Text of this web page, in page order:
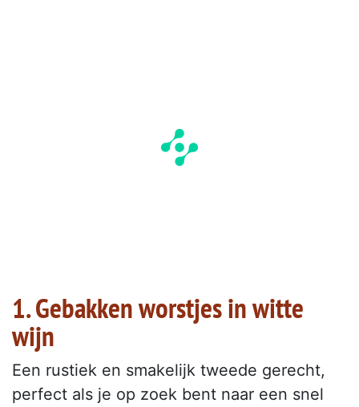
1. Gebakken worstjes in witte
wijn
Een rustiek en smakelijk tweede gerecht,
perfect als je op zoek bent naar een snel